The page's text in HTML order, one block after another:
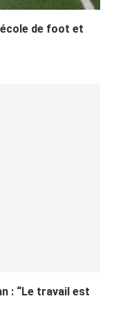
de foot et
: “Le travail est